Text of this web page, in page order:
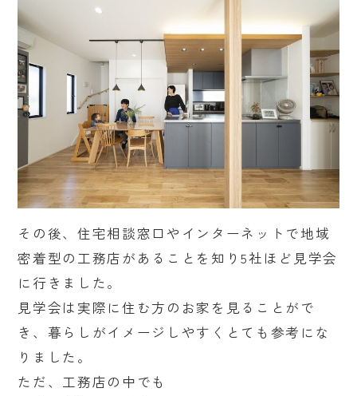
その後、住宅相談窓口やインターネットで地域
密着型の工務店があることを知り5社ほど見学会
に行きました。
見学会は実際に住む方のお家を見ることがで
き、暮らしがイメージしやすくとても参考にな
りました。
ただ、工務店の中でも